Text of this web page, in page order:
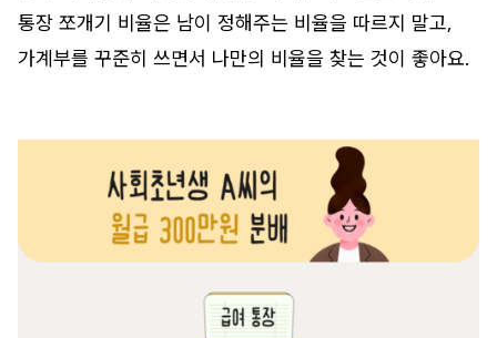
통장 쪼개기 비율은 남이 정해주는 비율을 따르지 말고,
가계부를 꾸준히 쓰면서 나만의 비율을 찾는 것이 좋아요.